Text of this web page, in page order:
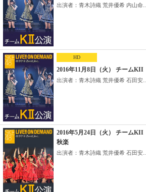
出演者：青木詩織 荒井優希 内山命...
HD
2016年11月8日（火） チームKII
出演者：青木詩織 荒井優希 石田安...
2016年5月24日（火） チーム
秋楽
出演者：青木詩織 荒井優希 石田安...